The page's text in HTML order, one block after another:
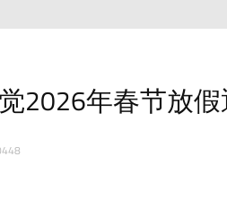
2026年春节放